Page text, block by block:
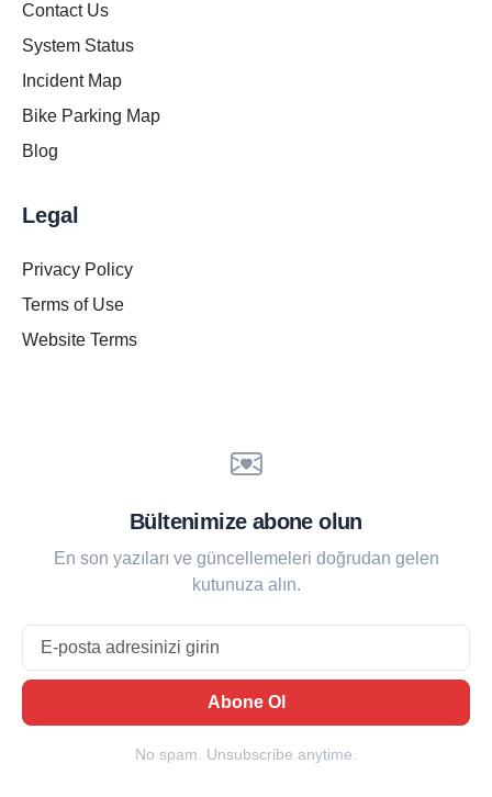
Contact Us
System Status
Incident Map
Bike Parking Map
Blog
Legal
Privacy Policy
Terms of Use
Website Terms
Bültenimize abone olun
En son yazıları ve güncellemeleri doğrudan gelen
kutunuza alın.
Abone Ol
No spam. Unsubscribe anytime.